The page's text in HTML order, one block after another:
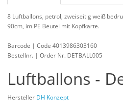
8 Luftballons, petrol, zweiseitig weiß
90cm, im PE Beutel mit Kopfkarte.
Barcode | Code 4013986303160
Bestellnr. | Order Nr. DETBALL005
Luftballons -
Hersteller DH Konzept